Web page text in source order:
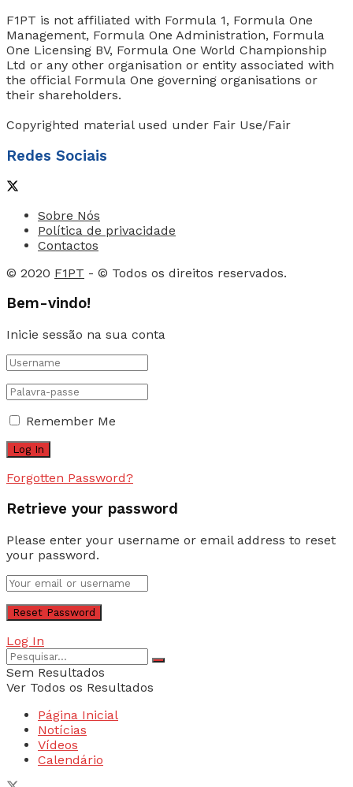
F1PT is not affiliated with Formula 1, Formula One
Management, Formula One Administration, Formula
One Licensing BV, Formula One World Championship
Ltd or any other organisation or entity associated with
the official Formula One governing organisations or
their shareholders.
Copyrighted material used under Fair Use/Fair
Redes Sociais
Sobre Nós
Política de privacidade
Contactos
© 2020 F1PT - © Todos os direitos reservados.
Bem-vindo!
Inicie sessão na sua conta
Remember Me
Forgotten Password?
Retrieve your password
Please enter your username or email address to reset
your password.
Log In
Sem Resultados
Ver Todos os Resultados
Página Inicial
Notícias
Vídeos
Calendário